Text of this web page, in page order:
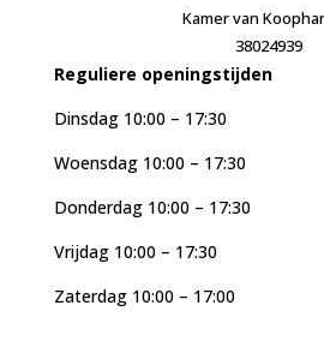
Kamer van
38024939
Reguliere openingstijden
Dinsdag 10:00 – 17:30
Woensdag 10:00 – 17:30
Donderdag 10:00 – 17:30
Vrijdag 10:00 – 17:30
Zaterdag 10:00 – 17:00